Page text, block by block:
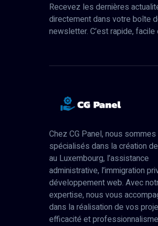
Recevez les dernières
directement dans votre boîte
newsletter. C’est rapide, facile
Chez CG Panel, nous sommes
spécialisés dans la création
au Luxembourg, l’assistance
administrative, l’immigration
développement web. Avec
expertise, nous vous
dans la réalisation de vos
efficacité et